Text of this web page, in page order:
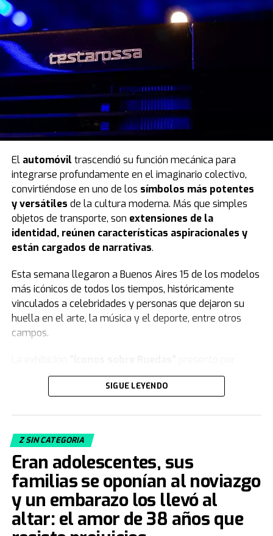
El automóvil trascendió su función mecánica para
integrarse profundamente en el imaginario colectivo,
convirtiéndose en uno de los símbolos más potentes
y versátiles de la cultura moderna. Más que simples
objetos de transporte, son extensiones de la
identidad, reúnen características aspiracionales y
están cargados de narrativas.
Esta semana llegaron a Buenos Aires 15 de los modelos
más icónicos de todos los tiempos, históricamente
vinculados a celebridades y personas que dejaron su
huella en el arte, la música y el deporte, entre otros
campos.
primera vez en Argentina varios vehículos de la
Jorge Yarur, creador de la
Santiago de Chile.
Acacia Echazarreta
Curaduría de la institución, le contó aTNde qué trata la
muestra. “Nuestra colección, con sus 19.000 piezas de
vestuario y accesorios, buscacongelar el tiempo.
Tratamos de retratar distintos estilos, artes decorativas,
el aspecto deportivo... de cómo la gente vestía para
jugar fútbol, con camisetas y botines, entre otras
SIGUE LEYENDO
Z SIN CATEGORIA
Eran adolescentes, sus
familias se oponían al noviazgo
y un embarazo los llevó al
altar: el amor de 38 años que